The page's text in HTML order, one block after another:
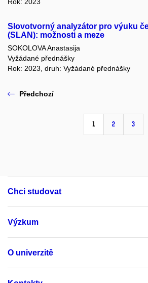
Rok: 2023
Slovotvorný analyzátor pro výuku
(SLAN): možnosti a meze
SOKOLOVA Anastasija
Vyžádané přednášky
Rok: 2023, druh: Vyžádané přednášky
Předchozí
1 2 3
Chci studovat
Výzkum
O univerzitě